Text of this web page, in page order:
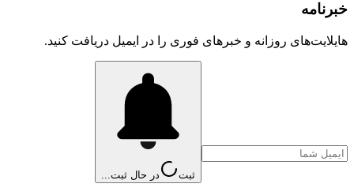
خبرنامه
هایلایت‌های روزانه و خبرهای فوری را در ایمیل دریافت کنید.
ثبت در حال ثبت...